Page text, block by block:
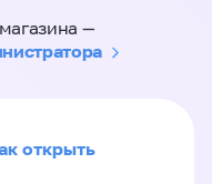
—
открыть